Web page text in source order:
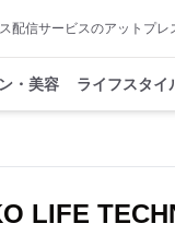
配信サービスのアットプレ
・美容 ライフスタイ
LIFE